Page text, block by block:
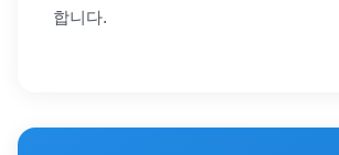
합니다.